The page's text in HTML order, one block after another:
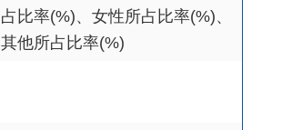
占比率(%)、女性所占比率(%)、
其他所占比率(%)